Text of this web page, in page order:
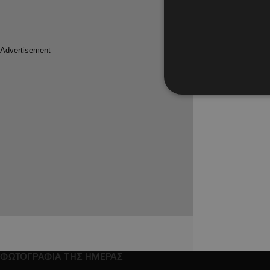
Είναι
του
ΦΩΤΟΓΡΑΦΙΑ ΤΗΣ ΗΜΕΡΑΣ